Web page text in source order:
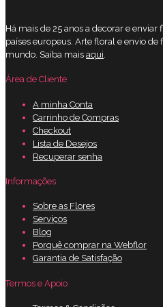
Há mais de 25 anos a decorar e
países europeus. Arte floral e envio
mundo. Saiba mais aqui.
Área de Cliente
A minha Conta
Carrinho de Compras
Checkout
Lista de Desejos
Recuperar senha
Informações
Sobre as Flores
Serviços
Blog
Porquê comprar na Webflor
Garantia de Satisfação
Termos e Apoio